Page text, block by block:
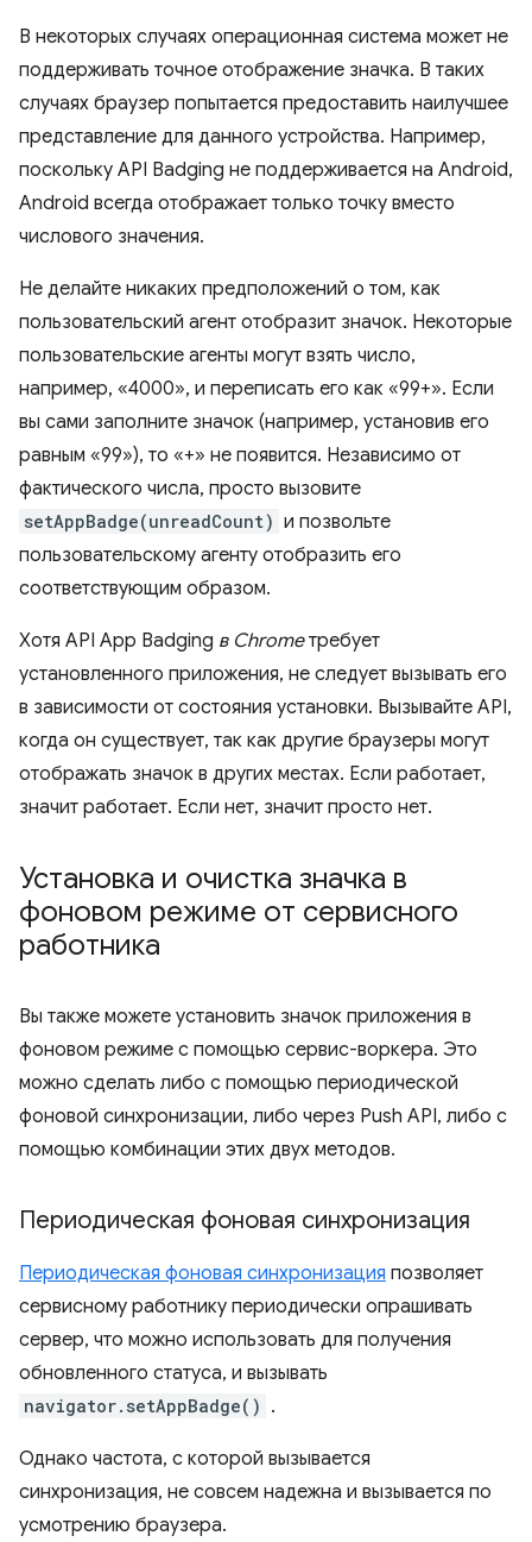
В некоторых случаях операционная система может не
поддерживать точное отображение значка. В таких
случаях браузер попытается предоставить наилучшее
представление для данного устройства. Например,
поскольку API Badging не поддерживается на Android,
Android всегда отображает только точку вместо
числового значения.
Не делайте никаких предположений о том, как
пользовательский агент отобразит значок. Некоторые
пользовательские агенты могут взять число,
например, «4000», и переписать его как «99+». Если
вы сами заполните значок (например, установив его
равным «99»), то «+» не появится. Независимо от
фактического числа, просто вызовите
setAppBadge(unreadCount) и позвольте
пользовательскому агенту отобразить его
соответствующим образом.
Хотя API App Badging в Chromeтребует
установленного приложения, не следует вызывать его
в зависимости от состояния установки. Вызывайте API,
когда он существует, так как другие браузеры могут
отображать значок в других местах. Если работает,
значит работает. Если нет, значит просто нет.
Установка и очистка значка в
фоновом режиме от сервисного
работника
Вы также можете установить значок приложения в
фоновом режиме с помощью сервис-воркера. Это
можно сделать либо с помощью периодической
фоновой синхронизации, либо через Push API, либо с
помощью комбинации этих двух методов.
Периодическая фоновая синхронизация
Периодическая фоновая синхронизация позволяет
сервисному работнику периодически опрашивать
сервер, что можно использовать для получения
обновленного статуса, и вызывать
navigator.setAppBadge() .
Однако частота, с которой вызывается
синхронизация, не совсем надежна и вызывается по
усмотрению браузера.